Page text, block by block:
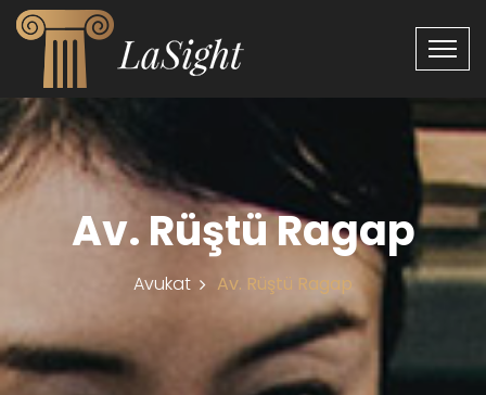
Av. Rüştü Ragap
Avukat Av. Rüştü Ragap